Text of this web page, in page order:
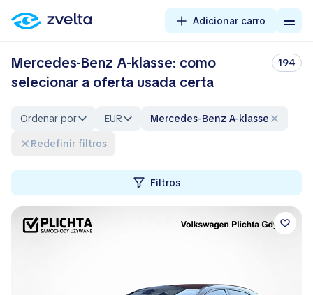
Adicionar carro
Mercedes-Benz A-klasse: como
selecionar a oferta usada certa
194
Ordenar por EUR
Mercedes-Benz A-klasse
Redefinir filtros
Filtros